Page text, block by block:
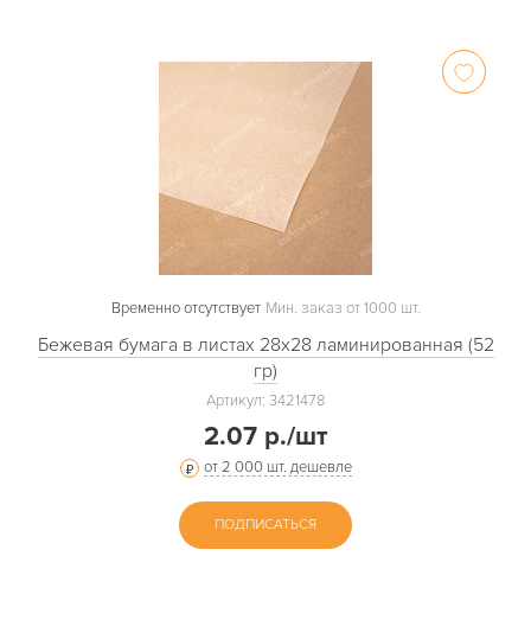
Временно отсутствует Мин. заказ от 1000 шт.
Бежевая бумага в листах 28х28 ламинированная (52
гр)
Артикул: 3421478
2.07 р./шт
от 2 000 шт. дешевле
ПОДПИСАТЬСЯ